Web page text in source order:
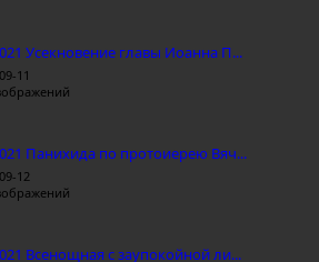
Усекновение главы Иоанна П...
11
Панихида по протоиерею Вяч...
12
Всенощная с заупокойной ли...